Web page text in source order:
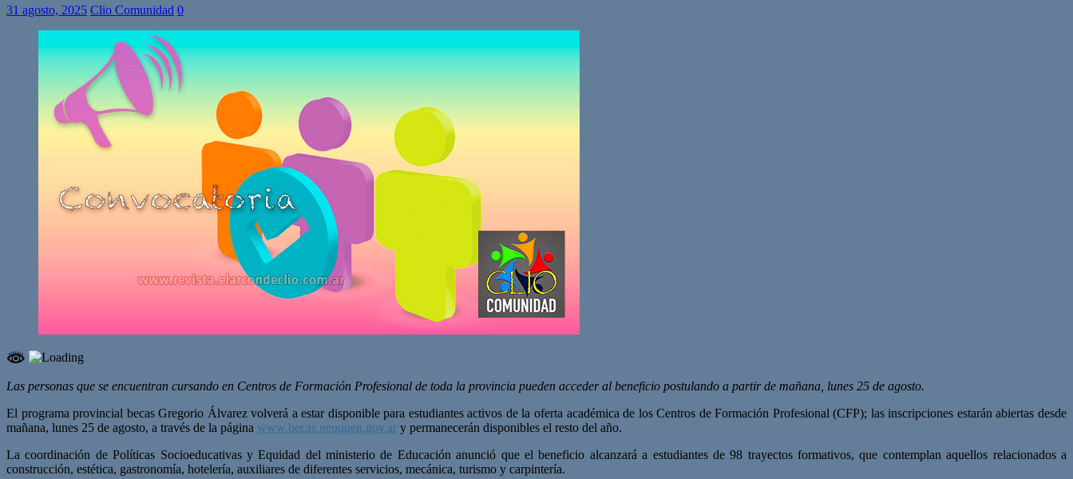
31 agosto, 2025 Clio Comunidad 0
Las personas que se encuentran cursando en Centros de Formación Profesional de toda la provincia pueden acceder al beneficio postulando a partir de mañana, lunes 25 de agosto.
El programa provincial becas Gregorio Álvarez volverá a estar disponible para estudiantes activos de la oferta académica de los Centros de Formación Profesional (CFP); las inscripciones estarán abiertas desde
mañana, lunes 25 de agosto, a través de la página www.becas.neuquen.gov.ar y permanecerán disponibles el resto del año.
La coordinación de Políticas Socioeducativas y Equidad del ministerio de Educación anunció que el beneficio alcanzará a estudiantes de 98 trayectos formativos, que contemplan aquellos relacionados a
construcción, estética, gastronomía, hotelería, auxiliares de diferentes servicios, mecánica, turismo y carpintería.